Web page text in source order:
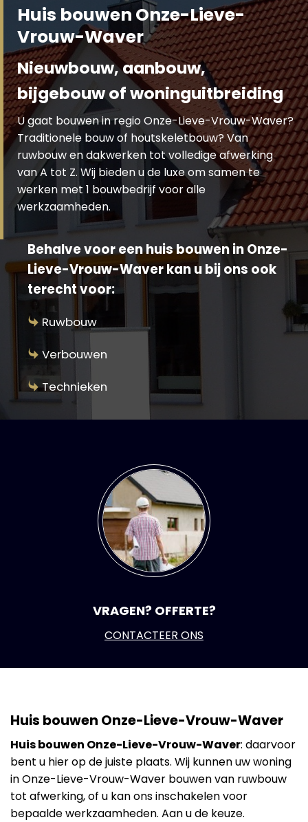
Huis bouwen Onze-Lieve-
Vrouw-Waver
Nieuwbouw, aanbouw,
bijgebouw of woninguitbreiding
U gaat bouwen in regio Onze-Lieve-Vrouw-Waver?
Traditionele bouw of houtskeletbouw? Van
ruwbouw en dakwerken tot volledige afwerking
van A tot Z. Wij bieden u de luxe om samen te
werken met 1 bouwbedrijf voor alle
werkzaamheden.
Behalve voor een huis bouwen in Onze-
Lieve-Vrouw-Waver kan u bij ons ook
terecht voor:
Ruwbouw
Verbouwen
Technieken
VRAGEN? OFFERTE?
CONTACTEER ONS
Huis bouwen Onze-Lieve-Vrouw-Waver
Huis bouwen Onze-Lieve-Vrouw-Waver: daarvoor
bent u hier op de juiste plaats. Wij kunnen uw woning
in Onze-Lieve-Vrouw-Waver bouwen van ruwbouw
tot afwerking, of u kan ons inschakelen voor
bepaalde werkzaamheden. Aan u de keuze.